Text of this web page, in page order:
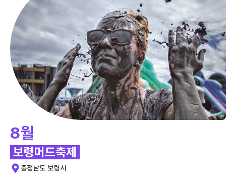
8월
보령머드축제
충청남도 보령시